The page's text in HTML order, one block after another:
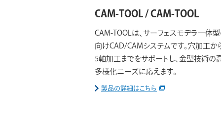
CAM-TOOL / CAM-TOOL
CAM-TOOLは、サーフェスモデラ一体
向けCAD/CAMシステムです。穴加工か
5軸加工までをサポートし、金型技術の
多様化ニーズに応えます。
製品の詳細はこちら